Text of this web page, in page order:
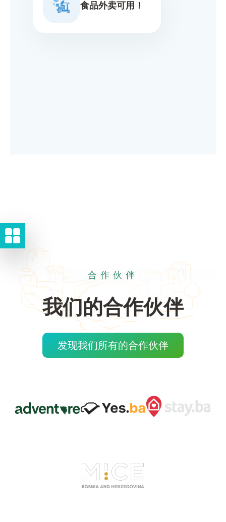
食品外卖可用！
合作伙伴
我们的合作伙伴
发现我们所有的合作伙伴